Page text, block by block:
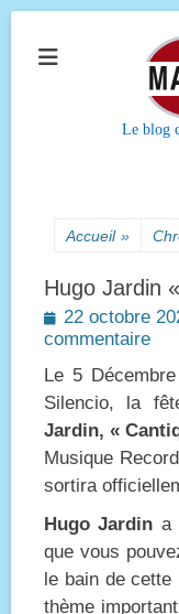
Le blog
Accueil »
Hugo Jardin
Posted
on
22 octobre
commentaire
Le 5
Silencio, la
Jardin, «
Musique
sortira
Hugo Jardin a
que vous
le bain de cette
thème